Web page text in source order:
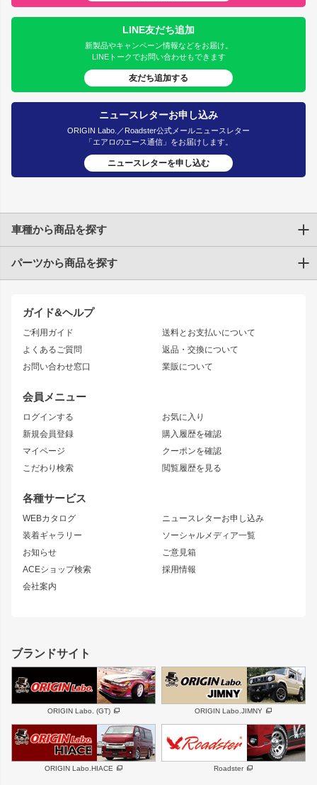
LINE友だち追加
新製品やキャンペーン情報などをお届け。
LINEトークでお問い合わせもできます
友だち追加する
ニュースレターお申し込み
ORIGIN Labo.／Roadster公式メールニュースレター
「エアロのエース通信」をお届けします。
ニュースレターを申し込む
ガイド&ヘルプ
ご利用ガイド
よくあるご質問
お問い合わせ窓口
送料とお支払いについて
返品・交換について
業販について
会員メニュー
ログインする
新規会員登録
マイページ
こだわり検索
お気に入り
購入履歴を確認
クーポンを確認
閲覧履歴を見る
各種サービス
WEBカタログ
装着ギャラリー
お知らせ
ACEショップ検索
会社案内
ニュースレターお申し込み
ソーシャルメディア一覧
ご意見箱
採用情報
車種から商品を探す
トヨタ
JZX90 CHASER
JZX110 MARK II
JZX100 MARK II
JZX90 MARK II
トレノ
マークX
アリスト
ソアラ
アルテッツァ
ニッサン
S15 シルビア
S14 シルビア 後期
S13 シルビア
180SX
シルエイティ
ワンビア
ローレル
セフィーロ
キャラバン
スズキ
GS350
SC
スバル 三菱
デリカ D:5
軽自動車 汎用
パーツから商品を探す
エアロシリーズ
ドリフトライン
風神
雷神
レーシングライン
アタックライン
ストリームライン
リアウイング
ジムニーパーツ
ホイール
MUD-S7
MUD-SR7
まつど家 鉄漢
ボンネット
フェンダー
サイドパーツ
リアゲート
メンテナンスパーツ
ハイエースパーツ
ホイール
DAYTONA-RS
DAYTONA-RS NEO
エアロシリーズ
ブランドサイト
ORIGIN Labo. (GT) ORIGIN Labo.JIMNY
ORIGIN Labo.HIACE Roadster